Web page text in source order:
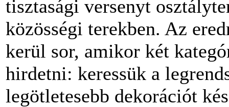
tisztasági versenyt
közösségi terekben. Az
kerül sor, amikor két
hirdetni: keressük a
legötletesebb dekorációt